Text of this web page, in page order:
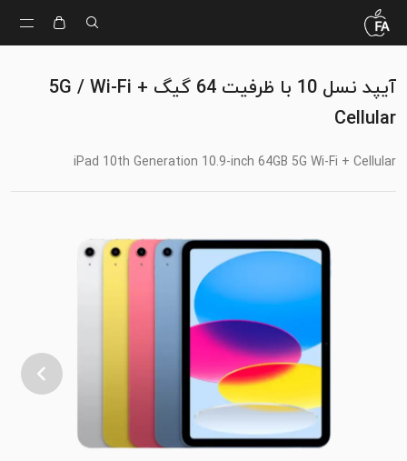
آیپد نسل 10 با ظرفیت 64 گیگ 5G / Wi-Fi +
Cellular
iPad 10th Generation 10.9-inch 64GB 5G Wi-Fi + Cellular